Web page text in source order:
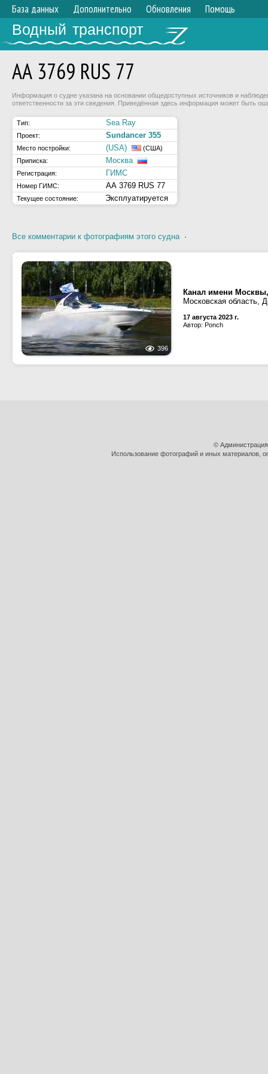
База данных Дополнительно Обновления Помощь
Водный транспорт
АА 3769 RUS 77
Информация о судне указана на основании общедоступных источников и
ответственности за эти сведения. Приведённая здесь информация может быть
Тип: Sea Ray
Проект: Sundancer 355
Место постройки: (USA)
(США)
Приписка:
Москва
Регистрация: ГИМС
Номер ГИМС: АА 3769 RUS 77
Текущее состояние: Эксплуатируется
Все комментарии к фотографиям этого судна·
396
Канал имени
Московская область,
17 августа 2023 г.
Автор: Ponch
©
Использование фотографий и иных материалов,